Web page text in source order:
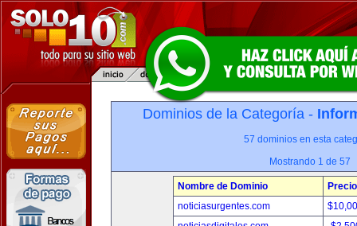
Dominios de la Categoría -
57 dominios en esta
Mostrando 1 de 57
Nombre de Dominio
Precio
noticiasurgentes.com